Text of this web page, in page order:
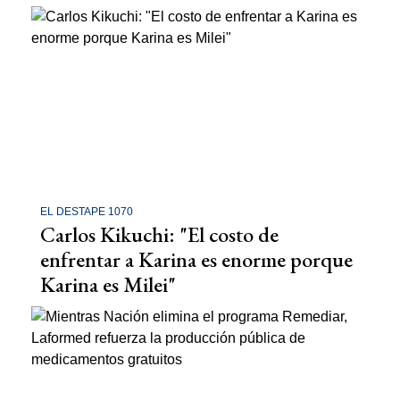
EL DESTAPE 1070
Carlos Kikuchi: "El costo de
enfrentar a Karina es enorme porque
Karina es Milei"